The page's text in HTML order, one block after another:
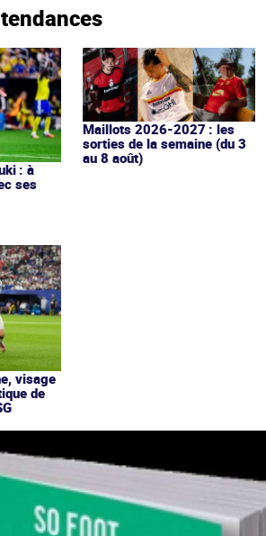
: à
ses
Maillots 2026-2027 : les
sorties de la semaine (du 3
au 8 août)
visage
de